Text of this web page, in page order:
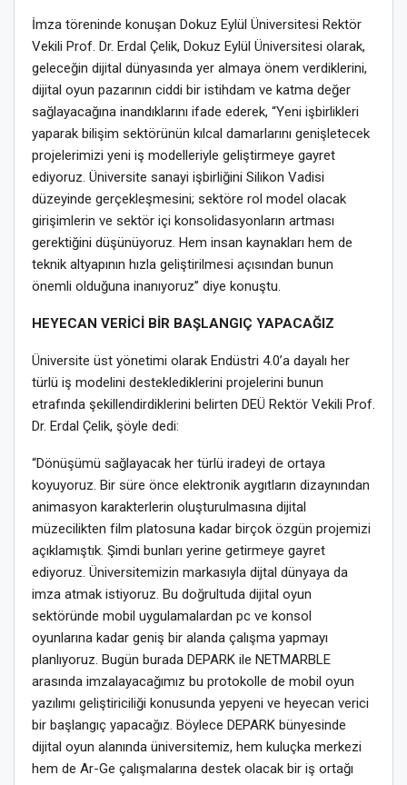
İmza töreninde konuşan Dokuz Eylül Üniversitesi Rektör
Vekili Prof. Dr. Erdal Çelik, Dokuz Eylül Üniversitesi olarak,
geleceğin dijital dünyasında yer almaya önem verdiklerini,
dijital oyun pazarının ciddi bir istihdam ve katma değer
sağlayacağına inandıklarını ifade ederek, “Yeni işbirlikleri
yaparak bilişim sektörünün kılcal damarlarını genişletecek
projelerimizi yeni iş modelleriyle geliştirmeye gayret
ediyoruz. Üniversite sanayi işbirliğini Silikon Vadisi
düzeyinde gerçekleşmesini; sektöre rol model olacak
girişimlerin ve sektör içi konsolidasyonların artması
gerektiğini düşünüyoruz. Hem insan kaynakları hem de
teknik altyapının hızla geliştirilmesi açısından bunun
önemli olduğuna inanıyoruz” diye konuştu.
HEYECAN VERİCİ BİR BAŞLANGIÇ YAPACAĞIZ
Üniversite üst yönetimi olarak Endüstri 4.0’a dayalı her
türlü iş modelini desteklediklerini projelerini bunun
etrafında şekillendirdiklerini belirten DEÜ Rektör Vekili Prof.
Dr. Erdal Çelik, şöyle dedi:
“Dönüşümü sağlayacak her türlü iradeyi de ortaya
koyuyoruz. Bir süre önce elektronik aygıtların dizaynından
animasyon karakterlerin oluşturulmasına dijital
müzecilikten film platosuna kadar birçok özgün projemizi
açıklamıştık. Şimdi bunları yerine getirmeye gayret
ediyoruz. Üniversitemizin markasıyla dijtal dünyaya da
imza atmak istiyoruz. Bu doğrultuda dijital oyun
sektöründe mobil uygulamalardan pc ve konsol
oyunlarına kadar geniş bir alanda çalışma yapmayı
planlıyoruz. Bugün burada DEPARK ile NETMARBLE
arasında imzalayacağımız bu protokolle de mobil oyun
yazılımı geliştiriciliği konusunda yepyeni ve heyecan verici
bir başlangıç yapacağız. Böylece DEPARK bünyesinde
dijital oyun alanında üniversitemiz, hem kuluçka merkezi
hem de Ar-Ge çalışmalarına destek olacak bir iş ortağı